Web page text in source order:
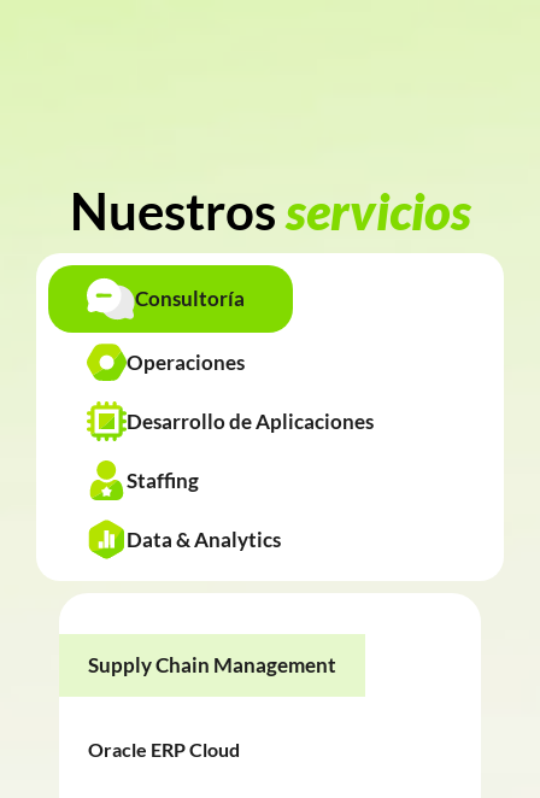
Nuestrosservicios
Consultoría
Operaciones
Desarrollo de Aplicaciones
Staffing
Data & Analytics
Supply Chain Management
Oracle ERP Cloud